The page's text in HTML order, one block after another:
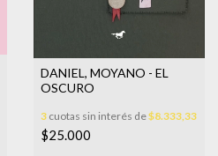
DANIEL, MOYANO - EL
OSCURO
3 cuotas sin interés de$8.333,33
$25.000